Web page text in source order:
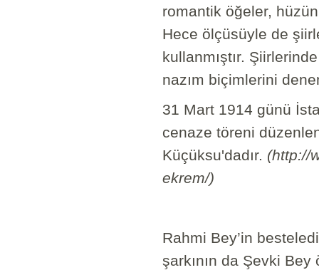
romantik öğeler,
Hece ölçüsüyle de
kullanmıştır.
nazım biçimlerini
31 Mart 1914 günü
cenaze töreni
Küçüksu'dadır. (http://
ekrem/)
Rahmi Bey’in
şarkının da Şevki